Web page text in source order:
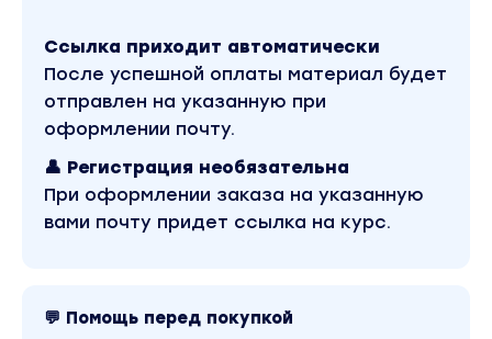
Вы разобрались с основами рекламного
настройки, обезопасили себя от блокировок,
Модуль: Анализ целевой аудитории для
Вы узнаете секрет правильного
будете получать заказы/продажи, а не
Ссылка приходит автоматически
После успешной оплаты материал будет
отправлен на указанную при
оформлении почту.
👤 Регистрация необязательна
При оформлении заказа на указанную
вами почту придет ссылка на курс.
💬 Помощь перед покупкой